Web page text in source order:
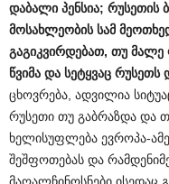
დაბალი პენსია; რუსეთის
მოსახლეობის სამ
გაგიკვირდებათ, თუ მალე
წვიმა და სეტყვაც რუსეთს
ცხოვრება, ადვილია
რუსეთი თუ გაბრაზდა და
ხელისუფლება ევროპა-
შეშფოთებას და